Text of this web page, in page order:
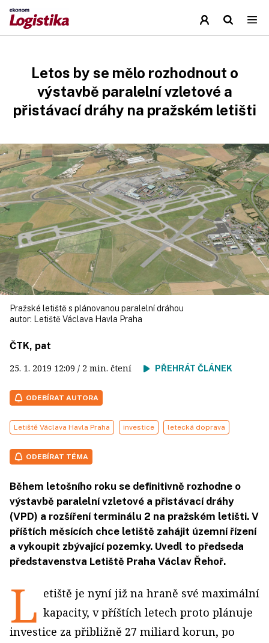
Letos by se mělo rozhodnout o
výstavbě paralelní vzletové a
přistávací dráhy na pražském letišti
Pražské letiště s plánovanou paralelní dráhou
autor:
Letiště Václava Havla Praha
ČTK, pat
25. 1. 2019 12:09 / 2 min. čtení PŘEHRÁT ČLÁNEK
ODEBÍRAT AUTORA
Letiště Václava Havla Praha investice letecká doprava
ODEBÍRAT TÉMA
Během letošního roku se definitivně rozhodne o
výstavbě paralelní vzletové a přistávací dráhy
(VPD) a rozšíření terminálu 2 na pražském letišti. V
příštích měsících chce letiště zahájit územní řízení
a vykoupit zbývající pozemky. Uvedl to předseda
představenstva Letiště Praha Václav Řehoř.
L etiště je nyní již na hraně své maximální
kapacity, v příštích letech proto plánuje
investice za přibližně 27 miliard korun, po